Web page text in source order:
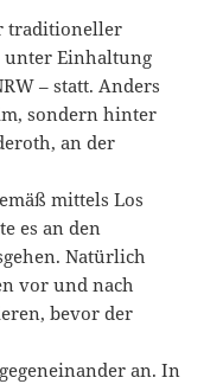
traditioneller
unter Einhaltung
– statt. Anders
sondern hinter
an der
mittels Los
es an den
Natürlich
vor und nach
bevor der
an. In